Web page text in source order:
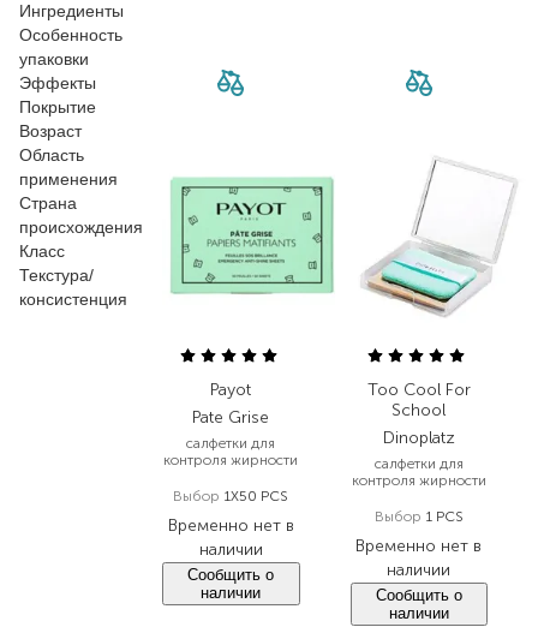
Ингредиенты
Особенность
упаковки
Эффекты
Покрытие
Возраст
Область
применения
Страна
происхождения
Класс
Текстура/
консистенция
Payot
Pate Grise
салфетки для
контроля жирности
Выбор 1X50 PCS
Временно нет в
наличии
Сообщить о
наличии
Too Cool For
School
Dinoplatz
салфетки для
контроля жирности
Выбор 1 PCS
Временно нет в
наличии
Сообщить о
наличии